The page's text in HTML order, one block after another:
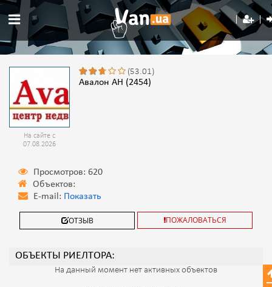
На сайте с
07.08.2026
(53.01)
Авалон АН (2454)
Просмотров: 620
Объектов:
E-mail: Показать
ОТЗЫВ ПОЖАЛОВАТЬСЯ
ОБЪЕКТЫ РИЕЛТОРА:
На данный момент нет активных объектов